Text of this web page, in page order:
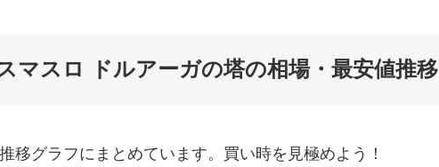
マスロ ドルアーガの塔の相場・最安値推移
移グラフにまとめています。買い時を見極めよう！